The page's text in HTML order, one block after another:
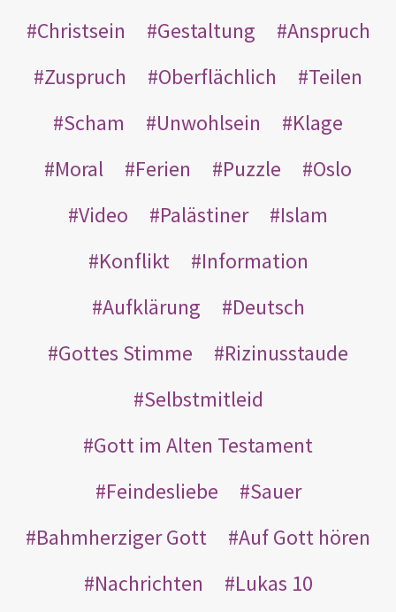
Christsein
Gestaltung
Anspruch
Zuspruch
Oberflächlich
Teilen
Scham
Unwohlsein
Klage
Moral
Ferien Puzzle
Oslo
Video
Palästiner
Islam
Konflikt
Information
Aufklärung
Deutsch
Gottes Stimme
Rizinusstaude
Selbstmitleid
Gott im Alten Testament
Feindesliebe
Sauer
Bahmherziger Gott
Auf Gott hören
Nachrichten
Lukas 10